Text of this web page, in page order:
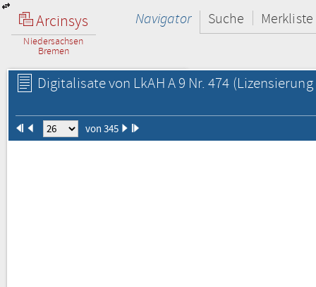
Arcinsys
Niedersachsen
Bremen
Navigator Suche Merkliste
Digitalisate von LkAH A 9 Nr. 474
von 345